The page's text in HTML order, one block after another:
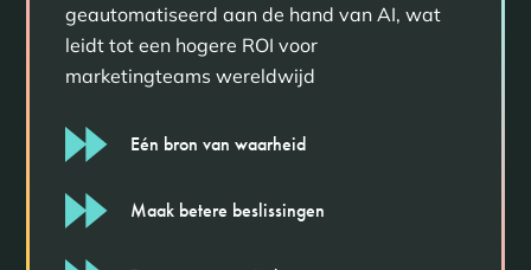
geautomatiseerd aan de hand van AI, wat
leidt tot een hogere ROI voor
marketingteams wereldwijd
Eén bron van waarheid
Maak betere beslissingen